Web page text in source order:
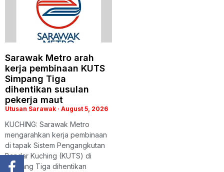
Sarawak Metro arah
kerja pembinaan KUTS
Simpang Tiga
dihentikan susulan
pekerja maut
Utusan Sarawak August 5, 2026
KUCHING: Sarawak Metro
mengarahkan kerja pembinaan
di tapak Sistem Pengangkutan
Bandar Kuching (KUTS) di
Simpang Tiga dihentikan